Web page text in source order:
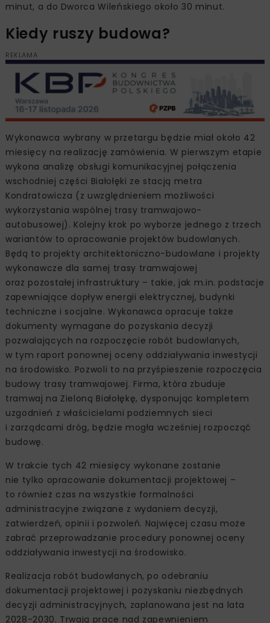
minut, a do Dworca Wileńskiego około 30 minut.
Kiedy ruszy budowa?
REKLAMA
Wykonawca wybrany w przetargu będzie miał około 42
miesięcy na realizację zamówienia. W pierwszym etapie
wykona analizę obsługi komunikacyjnej połączenia
wschodniej części Białołęki ze stacją metra
Kondratowicza (z uwzględnieniem możliwości
wykorzystania wspólnej trasy tramwajowo-
autobusowej). Kolejny krok po wyborze jednego z trzech
wariantów to opracowanie projektów budowlanych.
Będą to projekty architektoniczno-budowlane i projekty
wykonawcze dla samej trasy tramwajowej
oraz pozostałej infrastruktury – takie, jak m.in. podstacje
zapewniające dopływ energii elektrycznej, budynki
techniczne i socjalne. Wykonawca opracuje także
dokumenty wymagane do pozyskania decyzji
pozwalających na rozpoczęcie robót budowlanych,
w tym raport ponownej oceny oddziaływania inwestycji
na środowisko. Pozwoli to na przyśpieszenie rozpoczęcia
budowy trasy tramwajowej. Firma, która zbuduje
tramwaj na Zieloną Białołękę, dysponując kompletem
uzgodnień z właścicielami podziemnych sieci
i zarządcami dróg, będzie mogła wcześniej rozpocząć
budowę.
W trakcie tych 42 miesięcy wykonane zostanie
nie tylko opracowanie dokumentacji projektowej –
to również czas na wszystkie formalności
administracyjne związane z wydaniem decyzji,
zatwierdzeń, opinii i pozwoleń. Najwięcej czasu może
zabrać przeprowadzanie procedury ponownej oceny
oddziaływania inwestycji na środowisko.
Realizacja robót budowlanych, po odebraniu
dokumentacji projektowej i pozyskaniu niezbędnych
decyzji administracyjnych, zaplanowana jest na lata
2028-2030. Trwają prace nad zapewnieniem